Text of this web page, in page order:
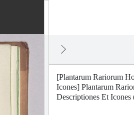
[Plantarum Rariorum
Icones] Plantarum
Descriptiones Et Icones